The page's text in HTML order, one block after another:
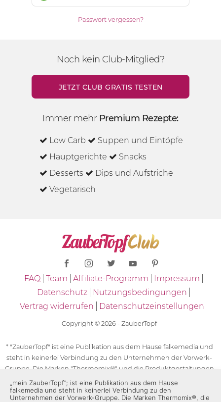
Passwort vergessen?
Noch kein Club-Mitglied?
JETZT CLUB GRATIS TESTEN
Immer mehr Premium Rezepte:
Low Carb
Suppen und Eintöpfe
Hauptgerichte
Snacks
Desserts
Dips und Aufstriche
Vegetarisch
FAQ Team Affiliate-Programm
Impressum
Datenschutz
Nutzungsbedingungen
Vertrag widerrufen
Datenschutzeinstellungen
Copyright © 2026 - ZauberTopf
* "ZauberTopf" ist eine Publikation aus dem Hause falkemedia und
steht in keinerlei Verbindung zu den Unternehmen der Vorwerk-
Gruppe. Die Marken "Thermomix®" und die Produktgestaltungen
des "Thermomix®" sind eingetragene Marken der Unternehmen
der Vorwerk-Gruppe. Die Marken Thermomix®, die Zeichen TM5®,
„mein ZauberTopf”; ist eine Publikation aus dem Hause
falkemedia und steht in keinerlei Verbindung zu den
Unternehmen der Vorwerk-Gruppe. Die Marken Thermomix®, die